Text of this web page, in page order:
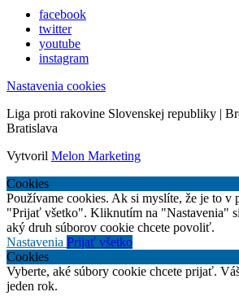
facebook
twitter
youtube
instagram
Nastavenia cookies
Liga proti rakovine Slovenskej republiky |
Bratislava
Vytvoril Melon Marketing
Cookies
Používame cookies. Ak si myslíte, že je to v
"Prijať všetko". Kliknutím na "Nastavenia"
aký druh súborov cookie chcete povoliť.
Nastavenia Prijať všetko
Cookies
Vyberte, aké súbory cookie chcete prijať.
jeden rok.